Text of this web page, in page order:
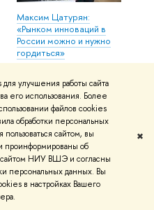
улучшения работы сайта
его использования. Более
файлов cookies
обработки персональных
пользоваться сайтом, вы
проинформированы об
сайтом НИУ ВШЭ и согласны
персональных данных. Вы
в настройках Вашего
✖
Максим Цатурян:
«Рынком инноваций в
России можно и нужно
гордиться»